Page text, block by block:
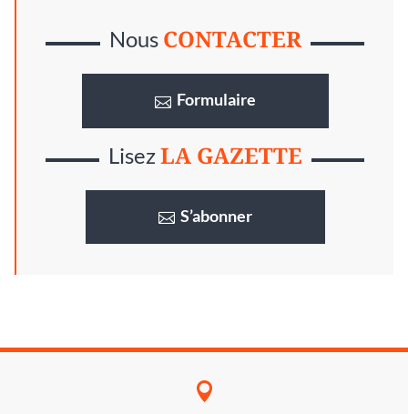
Nous CONTACTER
Formulaire
LisezLA GAZETTE
S’abonner
